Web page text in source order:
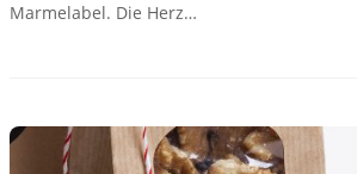
Marmelabel. Die Herz…